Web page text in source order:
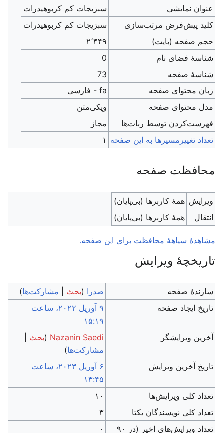
عنوان نمایشی
سبزیجات کم کربوهیدرات
کلید پیش‌فرض مرتب‌سازی
سبزیجات کم کربوهیدرات
حجم صفحه (بایت)
۲٬۴۴۹
شناسهٔ فضای نام
0
شناسهٔ صفحه
73
زبان محتوای صفحه
fa - فارسی
مدل محتوای صفحه
ویکی‌متن
‌فهرست‌کردن توسط ربات‌ها
مجاز
تعداد تغییرمسیرها به این صفحه ۱
محافظت صفحه
ویرایش همهٔ کاربرها (بی‌پایان)
انتقال
همهٔ کاربرها (بی‌پایان)
مشاهدۀ سیاهۀ محافظت برای این صفحه.
تاریخچۀ ویرایش
سازندۀ صفحه صدرا (بحث مشارکت‌ها)
تاریخ ایجاد صفحه
‏۹ آوریل ۲۰۲۲، ساعت
۱۵:۱۹
آخرین ویرایشگر
Nazanin Saedi
(بحث
مشارکت‌ها)
تاریخ آخرین ویرایش
‏۶ آوریل ۲۰۲۳، ساعت
۱۳:۴۵
تعداد کلی ویرایش‌ها
۱۰
تعداد کلی نویسندگان یکتا
۳
تعداد ویرایش‌های اخیر (در ۹۰
۰